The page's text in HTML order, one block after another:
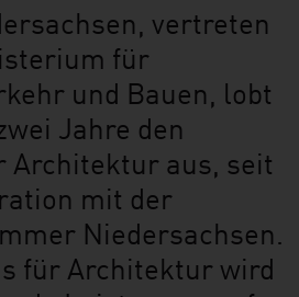
vertreten
für
und Bauen, lobt
Jahre den
Architektur aus, seit
mit der
Niedersachsen.
für Architektur wird